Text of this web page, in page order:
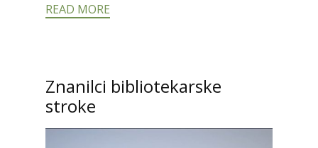
READ MORE
Znanilci bibliotekarske
stroke